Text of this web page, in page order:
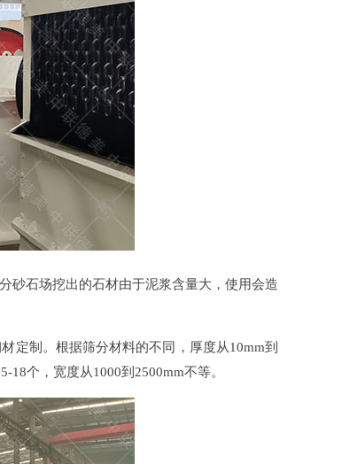
砂石场挖出的石材由于泥浆含量大，使用会造
定制。根据筛分材料的不同，厚度从10mm到
个，宽度从1000到2500mm不等。